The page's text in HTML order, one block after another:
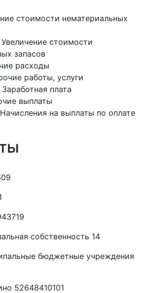
стоимости нематериальных
стоимости
запасов
расходы
работы, услуги
плата
выплаты
на выплаты по оплате
собственность 14
бюджетные учреждения
52648410101